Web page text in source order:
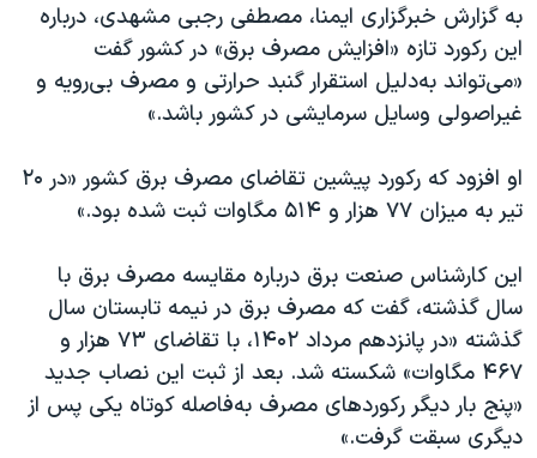
اعتراضات مردمی آبان ۹۸
اسرائیل در جنگ
نرگس محمدی برنده جایزه نوبل صلح
صفحه‌های ویژه
به گزارش خبرگزاری ایمنا، مصطفی رجبی مشهدی، درباره
این رکورد تازه «افزایش مصرف برق» در کشور گفت
«می‌تواند به‌دلیل استقرار گنبد حرارتی و مصرف بی‌رویه و
غیراصولی وسایل سرمایشی در کشور باشد.»
او افزود که رکورد پیشین تقاضای مصرف برق کشور «در ۲۰
تیر به میزان ۷۷ هزار و ۵۱۴ مگاوات ثبت شده بود.»
این کارشناس صنعت برق درباره مقایسه مصرف برق با
سال گذشته، گفت که مصرف برق در نیمه تابستان سال
گذشته «در پانزدهم مرداد ۱۴۰۲، با تقاضای ۷۳ هزار و
۴۶۷ مگاوات» شکسته شد. بعد از ثبت این نصاب جدید
«پنج بار دیگر رکوردهای مصرف به‌فاصله کوتاه یکی پس از
دیگری سبقت گرفت.»